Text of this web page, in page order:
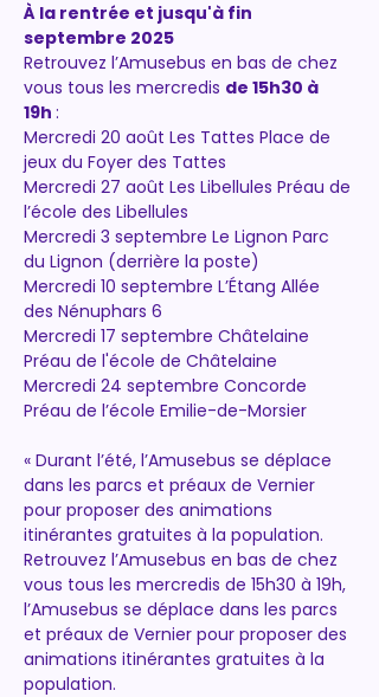
À la rentrée et jusqu'à fin
septembre 2025
Retrouvez l’Amusebus en bas de chez
vous tous les mercredis de 15h30 à
19h :
Mercredi 20 août Les Tattes Place de
jeux du Foyer des Tattes
Mercredi 27 août Les Libellules Préau de
l’école des Libellules
Mercredi 3 septembre Le Lignon Parc
du Lignon (derrière la poste)
Mercredi 10 septembre L’Étang Allée
des Nénuphars 6
Mercredi 17 septembre Châtelaine
Préau de l'école de Châtelaine
Mercredi 24 septembre Concorde
Préau de l’école Emilie-de-Morsier
« Durant l’été, l’Amusebus se déplace
dans les parcs et préaux de Vernier
pour proposer des animations
itinérantes gratuites à la population.
Retrouvez l’Amusebus en bas de chez
vous tous les mercredis de 15h30 à 19h,
l’Amusebus se déplace dans les parcs
et préaux de Vernier pour proposer des
animations itinérantes gratuites à la
population.